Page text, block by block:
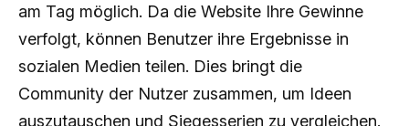
am Tag möglich. Da die Website Ihre Gewinne
verfolgt, können Benutzer ihre Ergebnisse in
sozialen Medien teilen. Dies bringt die
Community der Nutzer zusammen, um Ideen
auszutauschen und Siegesserien zu vergleichen.